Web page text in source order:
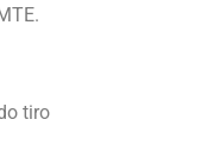
tiro